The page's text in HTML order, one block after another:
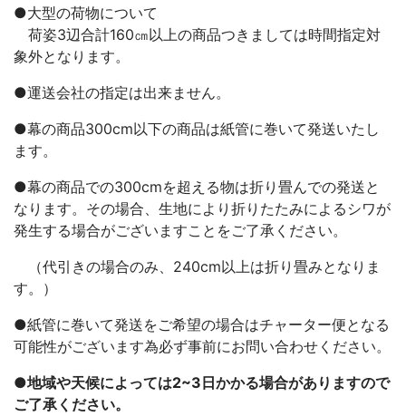
●大型の荷物について
荷姿3辺合計160㎝以上の商品つきましては時間指定対
象外となります。
●運送会社の指定は出来ません。
●幕の商品300cm以下の商品は紙管に巻いて発送いたし
ます。
●幕の商品での300cmを超える物は折り畳んでの発送と
なります。その場合、生地により折りたたみによるシワが
発生する場合がございますことをご了承ください。
（代引きの場合のみ、240cm以上は折り畳みとなりま
す。）
●紙管に巻いて発送をご希望の場合はチャーター便となる
可能性がございます為必ず事前にお問い合わせください。
●地域や天候によっては2~3日かかる場合がありますので
ご了承ください。